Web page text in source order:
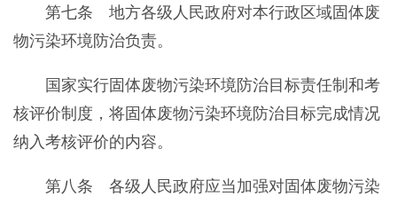
第七条 地方各级人民政府对本行政区域固体废
物污染环境防治负责。
国家实行固体废物污染环境防治目标责任制和考
核评价制度，将固体废物污染环境防治目标完成情况
纳入考核评价的内容。
第八条 各级人民政府应当加强对固体废物污染